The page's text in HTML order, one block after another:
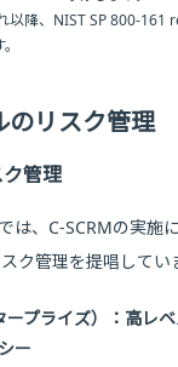
以降、NIST SP 800-161
のリスク管理
管理
は、C-SCRMの実施
ク管理を提唱してい
プライズ）：高レベ
ー